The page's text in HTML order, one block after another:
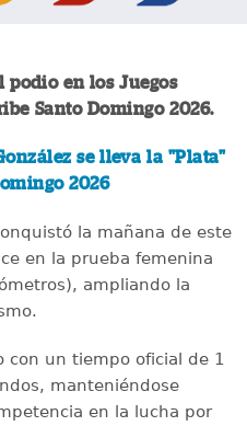
en los Juegos
Santo Domingo 2026.
se lleva la "Plata"
2026
la mañana de este
en la prueba femenina
ampliando la
con un tiempo oficial de 1
manteniéndose
en la lucha por